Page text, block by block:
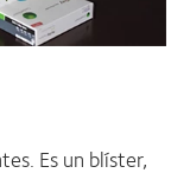
Es un blíster,